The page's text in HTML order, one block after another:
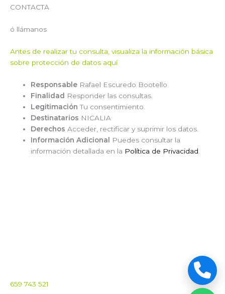
CONTACTA
ó llámanos
Antes de realizar tu consulta, visualiza la información básica
sobre protección de datos aquí
Responsable Rafael Escuredo Bootello
Finalidad Responder las consultas.
Legitimación Tu consentimiento.
Destinatarios NICALIA
Derechos Acceder, rectificar y suprimir los datos.
Información Adicional
Puedes consultar la
información detallada en la Política de Privacidad
659 743 521